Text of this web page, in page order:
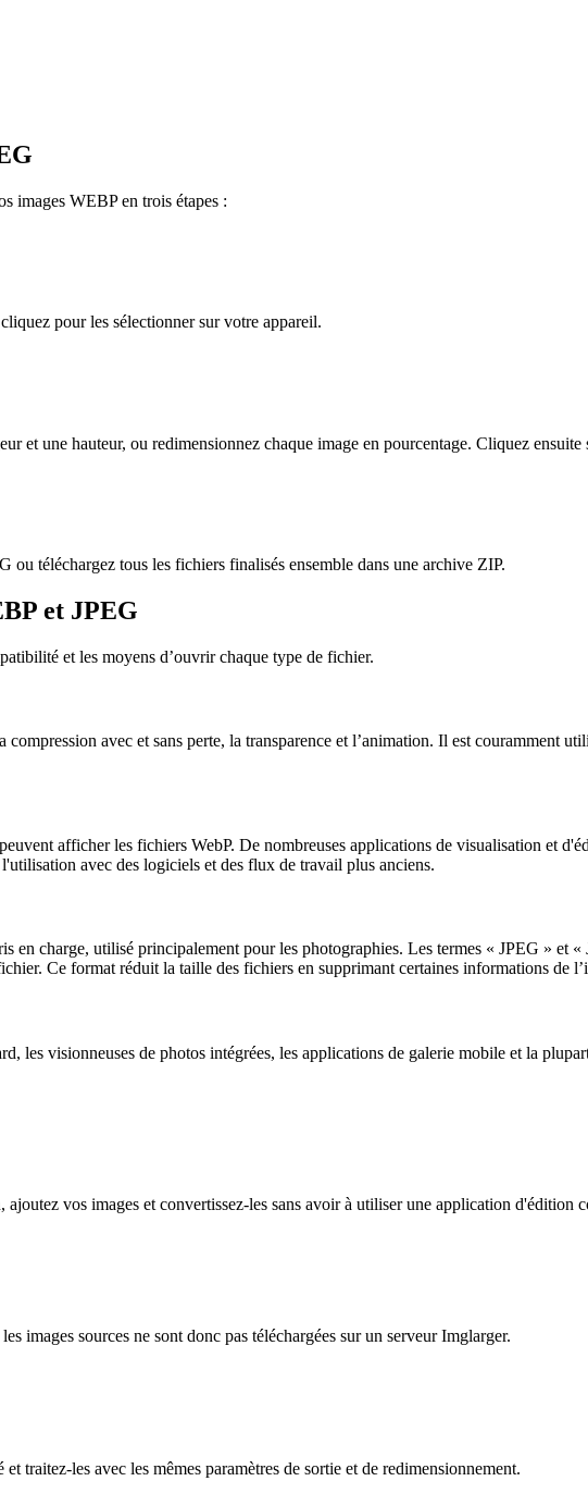
images WEBP en trois étapes :
pour les sélectionner sur votre appareil.
et une hauteur, ou redimensionnez chaque image en pourcentage. Cliquez
ou téléchargez tous les fichiers finalisés ensemble dans une archive ZIP.
et JPEG
et les moyens d’ouvrir chaque type de fichier.
avec et sans perte, la transparence et l’animation. Il est couramment
afficher les fichiers WebP. De nombreuses applications de visualisation et
avec des logiciels et des flux de travail plus anciens.
en charge, utilisé principalement pour les photographies. Les termes « JPEG » et
Ce format réduit la taille des fichiers en supprimant certaines informations de
les visionneuses de photos intégrées, les applications de galerie mobile et la
vos images et convertissez-les sans avoir à utiliser une application d'édition
images sources ne sont donc pas téléchargées sur un serveur Imglarger.
traitez-les avec les mêmes paramètres de sortie et de redimensionnement.